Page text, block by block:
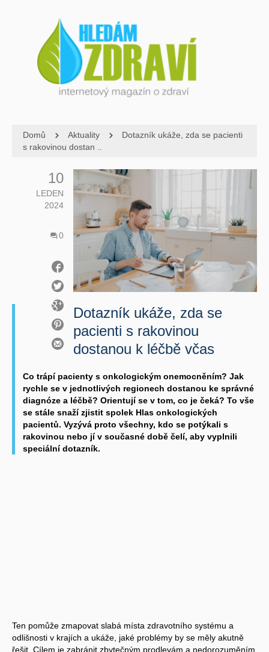
Domů Aktuality
Dotazník ukáže, zda se pacienti
s rakovinou dostan ..
10
LEDEN
2024
0
Dotazník ukáže, zda se
pacienti s rakovinou
dostanou k léčbě včas
Co trápí pacienty s onkologickým onemocněním? Jak
rychle se v jednotlivých regionech dostanou ke správné
diagnóze a léčbě? Orientují se v tom, co je čeká? To vše
se stále snaží zjistit spolek Hlas onkologických
pacientů. Vyzývá proto všechny, kdo se potýkali s
rakovinou nebo jí v současné době čelí, aby vyplnili
speciální dotazník.
Ten pomůže zmapovat slabá místa zdravotního systému a
odlišnosti v krajích a ukáže, jaké problémy by se měly akutně
řešit. Cílem je zabránit zbytečným prodlevám a nedorozuměním